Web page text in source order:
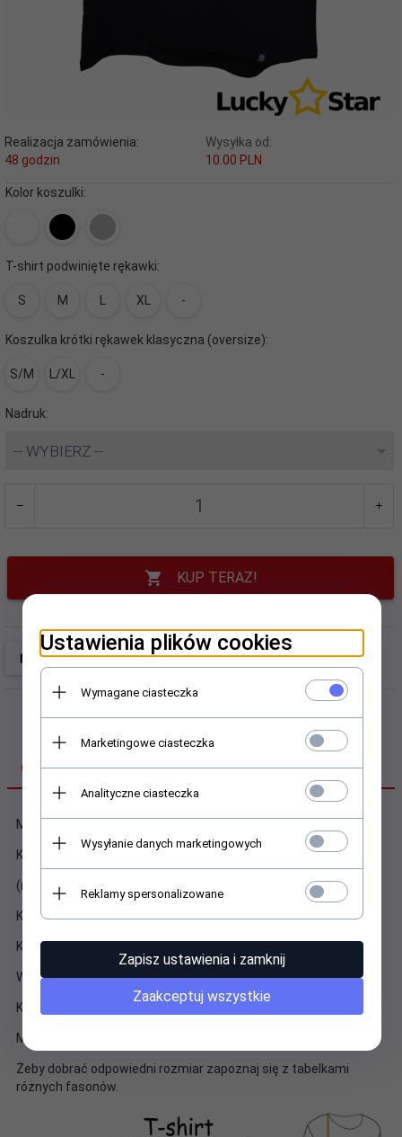
Realizacja zamówienia:
48 godzin
Wysyłka od:
10.00 PLN
Kolor koszulki:
T-shirt podwinięte rękawki:
S M XL -
Koszulka krótki rękawek klasyczna (oversize):
S/M L/XL -
Nadruk:
-- WYBIERZ --
KUP TERAZ!
OPIS PRODUKTU
Modna i wygoda koszulka z podwiniętymi rękawkami.
Koszulki wyróżniają się wysoka jakością materiału
(miękki, przyjemny w dotyku 100% bawełna z atestem)
Każda koszulka szyta jest na zamówienie.
Kolory są żywe i trwałe, nie odbarwiają się w praniu.
Wygodny fason zapewnia swobodę ruchów
Koszulki szyte wyłącznie dla LuckyStar.
Możliwość wyboru fasonu koszulek i nadruku.
Żeby dobrać odpowiedni rozmiar zapoznaj się z tabelkami
różnych fasonów.
Ustawienia plików cookies
Wymagane ciasteczka
Marketingowe ciasteczka
Analityczne ciasteczka
Wysyłanie danych marketingowych
Reklamy spersonalizowane
Zapisz ustawienia i zamknij
Zaakceptuj wszystkie